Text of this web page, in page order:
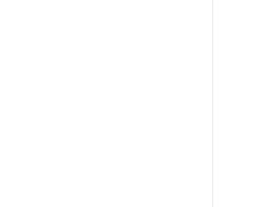
ignatii Dil. D6 2 g;